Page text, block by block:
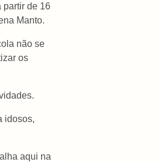
partir de 16
Manto.
não se
os
idosos,
aqui na